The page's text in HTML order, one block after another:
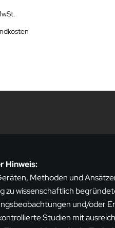
Hinweis:
Methoden und
zu wissenschaftlich
und/oder
Studien mit